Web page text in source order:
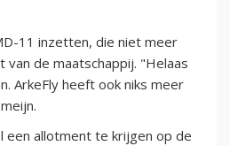
11 inzetten, die niet meer
de maatschappij. "Helaas
ArkeFly heeft ook niks meer
een allotment te krijgen op de